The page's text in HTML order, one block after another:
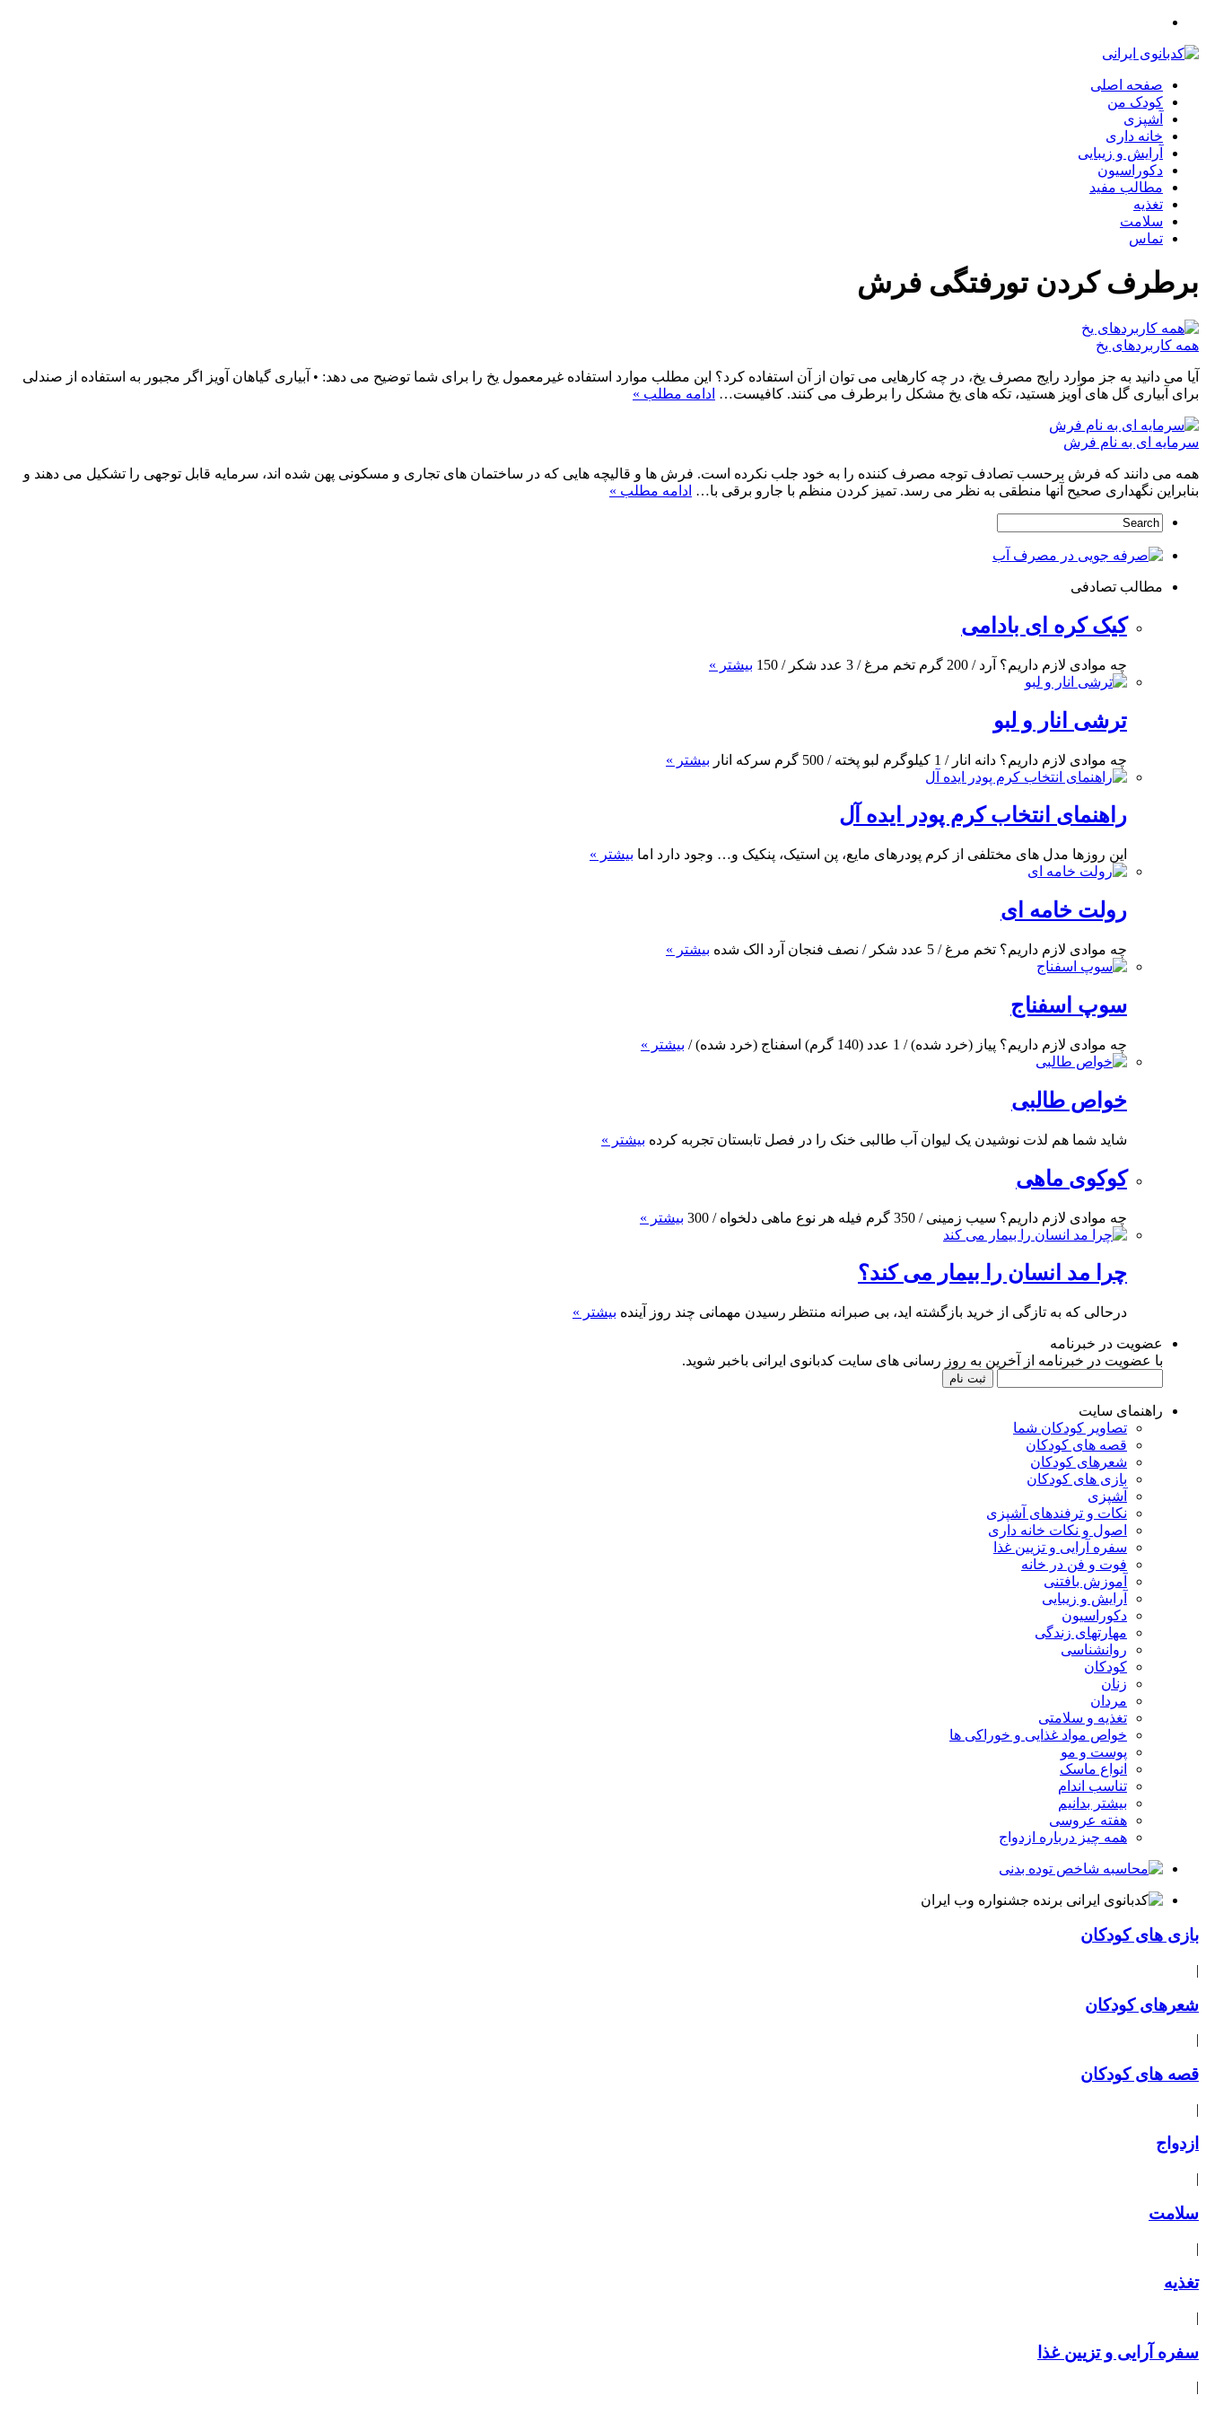
صفحه اصلی
کودک من
آشپزی
خانه داری
آرایش و زیبایی
دکوراسیون
مطالب مفید
تغذیه
سلامت
تماس
برطرف کردن تورفتگی فرش
همه کاربردهای یخ
آیا می دانید به جز موارد رایج مصرف یخ، در چه کارهایی می توان از آن استفاده کرد؟ این مطلب موارد استفاده غیرمعمول یخ را برای شما توضیح می دهد: • آبیاری گیاهان آویز اگر مجبور به استفاده از صندلی
برای آبیاری گل های آویز هستید، تکه های یخ مشکل را برطرف می کنند. کافیست… ادامه مطلب »
سرمایه ای به نام فرش
همه می دانند که فرش برحسب تصادف توجه مصرف کننده را به خود جلب نکرده است. فرش ها و قالیچه هایی که در ساختمان های تجاری و مسکونی پهن شده اند، سرمایه قابل توجهی را تشکیل می دهند و
بنابراین نگهداری صحیح آنها منطقی به نظر می رسد. تمیز کردن منظم با جارو برقی با… ادامه مطلب »
مطالب تصادفی
کیک کره ای بادامی
چه موادی لازم داریم؟ آرد / 200 گرم تخم مرغ / 3 عدد شکر / 150 بیشتر »
ترشی انار و لبو
چه موادی لازم داریم؟ دانه انار / 1 کیلوگرم لبو پخته / 500 گرم سرکه انار بیشتر »
راهنمای انتخاب کرم پودر ایده آل
این روزها مدل های مختلفی از کرم پودرهای مایع، پن استیک، پنکیک و… وجود دارد اما بیشتر »
رولت خامه ای
چه موادی لازم داریم؟ تخم مرغ / 5 عدد شکر / نصف فنجان آرد الک شده بیشتر »
سوپ اسفناج
چه موادی لازم داریم؟ پیاز (خرد شده) / 1 عدد (140 گرم) اسفناج (خرد شده) / بیشتر »
خواص طالبی
شاید شما هم لذت نوشیدن یک لیوان آب طالبی خنک را در فصل تابستان تجربه کرده بیشتر »
کوکوی ماهی
چه موادی لازم داریم؟ سیب زمینی / 350 گرم فیله هر نوع ماهی دلخواه / 300 بیشتر »
چرا مد انسان را بیمار می کند؟
درحالی که به تازگی از خرید بازگشته اید، بی صبرانه منتظر رسیدن مهمانی چند روز آینده بیشتر »
عضویت در خبرنامه
با عضویت در خبرنامه از آخرین به روز رسانی های سایت کدبانوی ایرانی باخبر شوید.
راهنمای سایت
تصاویر کودکان شما
قصه های کودکان
شعرهای کودکان
بازی های کودکان
آشپزی
نکات و ترفندهای آشپزی
اصول و نکات خانه داری
سفره آرایی و تزیین غذا
فوت و فن در خانه
آموزش بافتنی
آرایش و زیبایی
دکوراسیون
مهارتهای زندگی
روانشناسی
کودکان
زنان
مردان
تغذیه و سلامتی
خواص مواد غذایی و خوراکی ها
پوست و مو
انواع ماسک
تناسب اندام
بیشتر بدانیم
هفته عروسی
همه چیز درباره ازدواج
بازی های کودکان
|
شعرهای کودکان
|
قصه های کودکان
|
ازدواج
|
سلامت
|
تغذیه
|
سفره آرایی و تزیین غذا
|